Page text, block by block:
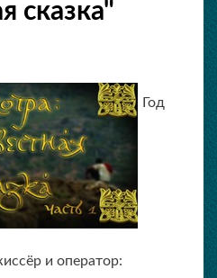
сказка"
Год
и оператор: